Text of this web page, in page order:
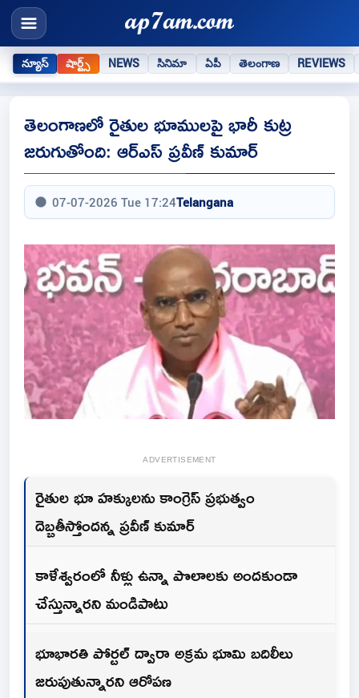
న్యూస్ షార్ట్స్ NEWS సినిమా ఏపీ తెలంగాణ REVIEWS
తెలంగాణలో రైతుల భూములపై భారీ కుట్ర
జరుగుతోంది: ఆర్ఎస్ ప్రవీణ్ కుమార్
07-07-2026 Tue 17:24Telangana
ADVERTISEMENT
రైతుల భూ హక్కులను కాంగ్రెస్ ప్రభుత్వం
దెబ్బతీస్తోందన్న ప్రవీణ్ కుమార్
కాళేశ్వరంలో నీళ్లు ఉన్నా పొలాలకు అందకుండా
చేస్తున్నారని మండిపాటు
భూభారతి పోర్టల్ ద్వారా అక్రమ భూమి బదిలీలు
జరుపుతున్నారని ఆరోపణ